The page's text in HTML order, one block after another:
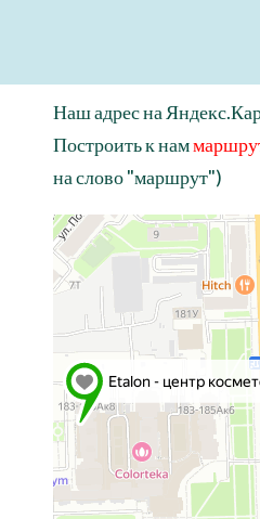
Наш адрес на
Построить к нам
на слово "маршрут")